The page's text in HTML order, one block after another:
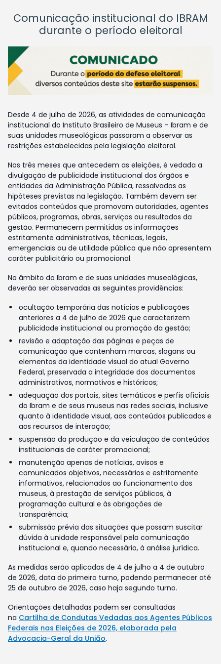
Comunicação institucional do IBRAM
durante o período eleitoral
Desde 4 de julho de 2026, as atividades de comunicação
institucional do Instituto Brasileiro de Museus – Ibram e de
suas unidades museológicas passaram a observar as
restrições estabelecidas pela legislação eleitoral.
Nos três meses que antecedem as eleições, é vedada a
divulgação de publicidade institucional dos órgãos e
entidades da Administração Pública, ressalvadas as
hipóteses previstas na legislação. Também devem ser
evitados conteúdos que promovam autoridades, agentes
públicos, programas, obras, serviços ou resultados da
gestão. Permanecem permitidas as informações
estritamente administrativas, técnicas, legais,
emergenciais ou de utilidade pública que não apresentem
caráter publicitário ou promocional.
No âmbito do Ibram e de suas unidades museológicas,
deverão ser observadas as seguintes providências:
ocultação temporária das notícias e publicações
anteriores a 4 de julho de 2026 que caracterizem
publicidade institucional ou promoção da gestão;
revisão e adaptação das páginas e peças de
comunicação que contenham marcas, slogans ou
elementos da identidade visual do atual Governo
Federal, preservada a integridade dos documentos
administrativos, normativos e históricos;
adequação dos portais, sites temáticos e perfis oficiais
do Ibram e de seus museus nas redes sociais, inclusive
quanto à identidade visual, aos conteúdos publicados e
aos recursos de interação;
suspensão da produção e da veiculação de conteúdos
institucionais de caráter promocional;
manutenção apenas de notícias, avisos e
comunicados objetivos, necessários e estritamente
informativos, relacionados ao funcionamento dos
museus, à prestação de serviços públicos, à
programação cultural e às obrigações de
transparência;
submissão prévia das situações que possam suscitar
dúvida à unidade responsável pela comunicação
institucional e, quando necessário, à análise jurídica.
As medidas serão aplicadas de 4 de julho a 4 de outubro
de 2026, data do primeiro turno, podendo permanecer até
25 de outubro de 2026, caso haja segundo turno.
Orientações detalhadas podem ser consultadas
na Cartilha de Condutas Vedadas aos Agentes Públicos
Federais nas Eleições de 2026, elaborada pela
Advocacia-Geral da União.